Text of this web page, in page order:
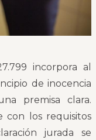
incorpora al
de inocencia
premisa clara.
con los requisitos
jurada se